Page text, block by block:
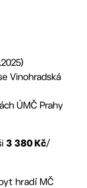
Vinohradská
ÚMČ Prahy
3 380 Kč/
hradí MČ